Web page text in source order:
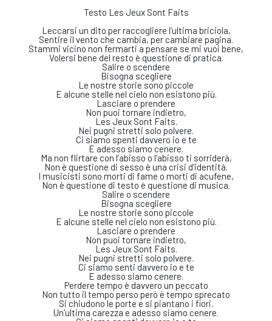
Testo Les Jeux Sont Faits
Leccarsi un dito per raccogliere l’ultima briciola,
Sentire il vento che cambia, per cambiare pagina.
Stammi vicino non fermarti a pensare se mi vuoi bene,
Volersi bene del resto è questione di pratica.
Salire o scendere
Bisogna scegliere
Le nostre storie sono piccole
E alcune stelle nel cielo non esistono più.
Lasciare o prendere
Non puoi tornare indietro,
Les Jeux Sont Faits.
Nei pugni stretti solo polvere.
Ci siamo spenti davvero io e te
E adesso siamo cenere.
Ma non flirtare con l’abisso o l’abisso ti sorriderà,
Non è questione di sesso è una crisi d’identità.
I musicisti sono morti di fame o morti di acufene,
Non è questione di testo è questione di musica.
Salire o scendere
Bisogna scegliere
Le nostre storie sono piccole
E alcune stelle nel cielo non esistono più.
Lasciare o prendere
Non puoi tornare indietro,
Les Jeux Sont Faits.
Nei pugni stretti solo polvere.
Ci siamo senti davvero io e te
E adesso siamo cenere.
Perdere tempo è davvero un peccato
Non tutto il tempo perso però è tempo sprecato
Si chiudono le porte e si piantano i fiori.
Un’ultima carezza e adesso siamo cenere.